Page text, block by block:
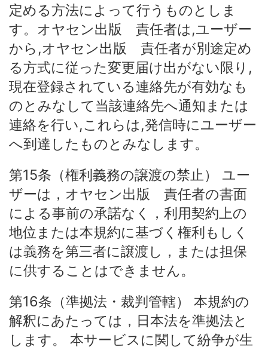
定める方法によって行うものとしま
す。オヤセン出版 責任者は,ユーザー
から,オヤセン出版 責任者が別途定め
る方式に従った変更届け出がない限り,
現在登録されている連絡先が有効なも
のとみなして当該連絡先へ通知または
連絡を行い,これらは,発信時にユーザー
へ到達したものとみなします。
第15条（権利義務の譲渡の禁止） ユー
ザーは，オヤセン出版 責任者の書面
による事前の承諾なく，利用契約上の
地位または本規約に基づく権利もしく
は義務を第三者に譲渡し，または担保
に供することはできません。
第16条（準拠法・裁判管轄） 本規約の
解釈にあたっては，日本法を準拠法と
します。 本サービスに関して紛争が生